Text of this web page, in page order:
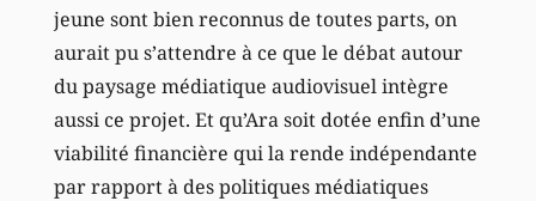
jeune sont bien reconnus de toutes parts, on
aurait pu s’attendre à ce que le débat autour
du paysage médiatique audiovisuel intègre
aussi ce projet. Et qu’Ara soit dotée enfin d’une
viabilité financière qui la rende indépendante
par rapport à des politiques médiatiques